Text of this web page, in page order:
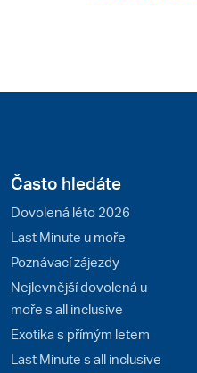
Často hledáte
Dovolená léto 2026
Last Minute u moře
Poznávací zájezdy
Nejlevnější dovolená u
moře s all inclusive
Exotika s přímým letem
Last Minute s all inclusive